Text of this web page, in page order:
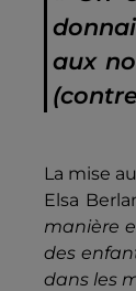
aux
La mise
Elsa
manière
des
dans les